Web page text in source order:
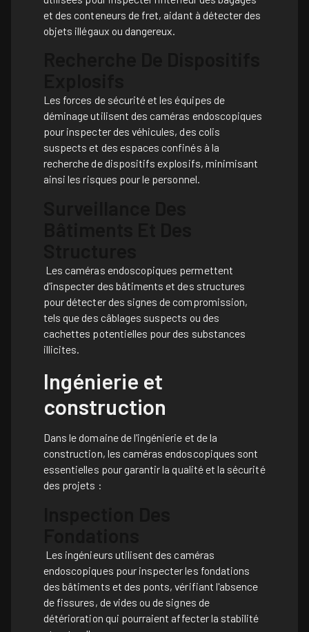
et des conteneurs de fret, aidant à détecter des
objets illégaux ou dangereux.
Les forces de sécurité et les équipes de
déminage utilisent des caméras endoscopiques
pour inspecter des véhicules, des colis
suspects et des espaces confinés à la
recherche de dispositifs explosifs, minimisant
ainsi les risques pour le personnel.
Les caméras endoscopiques permettent
d'inspecter des bâtiments et des structures
pour détecter des signes de compromission,
tels que des câblages suspects ou des
cachettes potentielles pour des substances
illicites.
Ingénierie et
construction
Dans le domaine de l'ingénierie et de la
construction, les caméras endoscopiques sont
essentielles pour garantir la qualité et la sécurité
des projets :
Les ingénieurs utilisent des caméras
endoscopiques pour inspecter les fondations
des bâtiments et des ponts, vérifiant l'absence
de fissures, de vides ou de signes de
détérioration qui pourraient affecter la stabilité